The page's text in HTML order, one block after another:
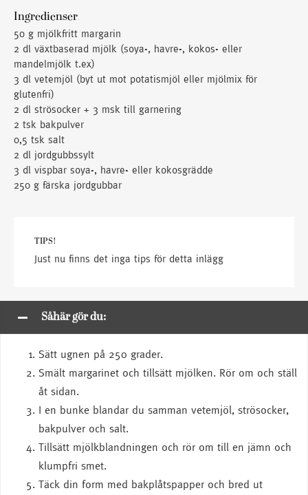
Ingredienser
50 g mjölkfritt margarin
2 dl växtbaserad mjölk (soya-, havre-, kokos- eller
mandelmjölk t.ex)
3 dl vetemjöl (byt ut mot potatismjöl eller mjölmix för
glutenfri)
2 dl strösocker + 3 msk till garnering
2 tsk bakpulver
0,5 tsk salt
2 dl jordgubbssylt
3 dl vispbar soya-, havre- eller kokosgrädde
250 g färska jordgubbar
TIPS!
Just nu finns det inga tips för detta inlägg
Såhär gör du:
Sätt ugnen på 250 grader.
Smält margarinet och tillsätt mjölken. Rör om och ställ
åt sidan.
I en bunke blandar du samman vetemjöl, strösocker,
bakpulver och salt.
Tillsätt mjölkblandningen och rör om till en jämn och
klumpfri smet.
Täck din form med bakplåtspapper och bred ut